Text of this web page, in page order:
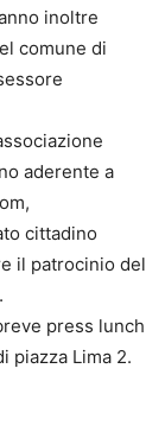
inoltre
comune di
aderente a
cittadino
il patrocinio del
press lunch
piazza Lima 2.